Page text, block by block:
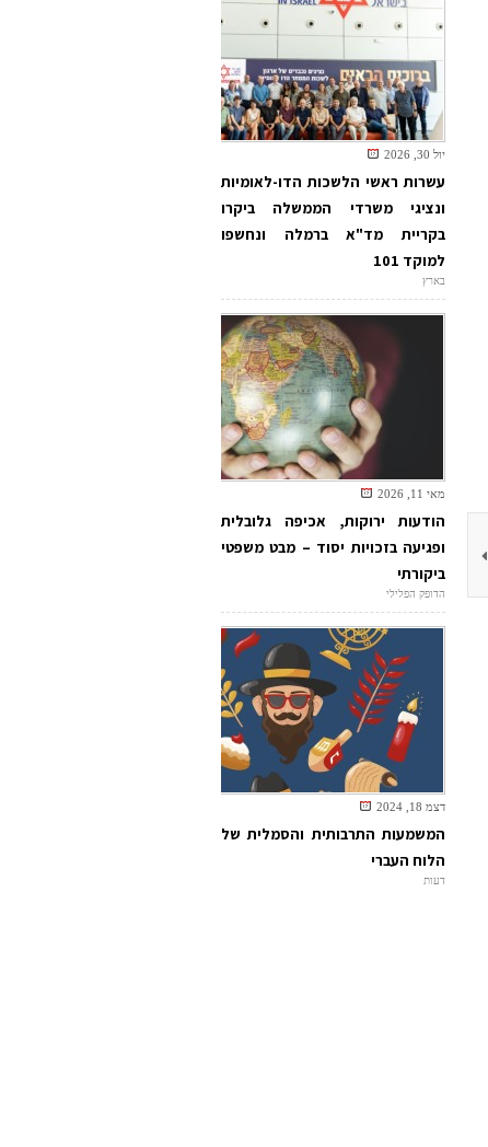
יול 30, 2026
עשרות ראשי הלשכות הדו-לאומיות
ונציגי משרדי הממשלה ביקרו
בקריית מד"א ברמלה ונחשפו
למוקד 101
בארץ
מאי 11, 2026
הודעות ירוקות, אכיפה גלובלית
ופגיעה בזכויות יסוד – מבט משפטי
ביקורתי
הדופק הפלילי
דצמ 18, 2024
המשמעות התרבותית והסמלית של
הלוח העברי
דעות